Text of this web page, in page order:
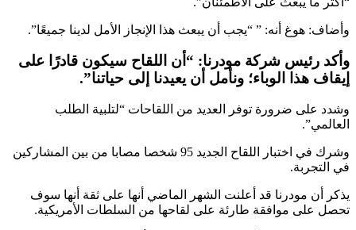
وأضاف: هوغ أنه: ” “يجب أن يبعث هذا الإنجاز الأمل لدينا جميعًا”.
وأكد رئيس شركة مودرنا: “أن اللقاح سيكون قادرًا على
إيقاف هذا الوباء؛ ونأمل أن يعيدنا إلى حياتنا”.
وشدد على ضرورة توفر العديد من اللقاحات “لتلبية الطلب
العالمي”.
وشرك في اختبار اللقاح الجديد 95 شخصا مصابا من بين المشاركين
في التجربة.
يذكر أن مودرنا قد أعلنت الشهر الماضي أنها على ثقة أنها سوف
تحصل على موافقة طارئة على لقاحها من السلطات الأمريكية.